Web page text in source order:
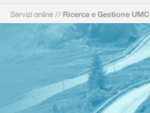
Servizi online // Ricerca e Gestione UMC